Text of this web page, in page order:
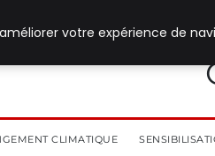
CLIMATIQUE
votre expérience de